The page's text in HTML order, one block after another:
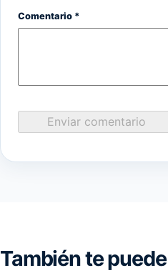
Comentario *
Enviar comentario
También te puede